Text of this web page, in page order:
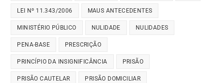
LEI Nº 11.343/2006 MAUS ANTECEDENTES
MINISTÉRIO PÚBLICO NULIDADE NULIDADES
PENA-BASE PRESCRIÇÃO
PRINCÍPIO DA INSIGNIFICÂNCIA PRISÃO
PRISÃO CAUTELAR PRISÃO DOMICILIAR